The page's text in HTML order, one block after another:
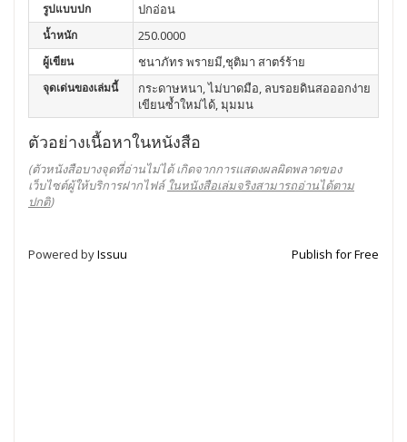
รูปแบบปก ปกอ่อน
น้ำหนัก 250.0000
ผู้เขียน ชนาภัทร พรายมี,ชุติมา สาตร์ร้าย
จุดเด่นของเล่มนี้
กระดาษหนา, ไม่บาดมือ, ลบรอยดินสอออกง่าย
เขียนซ้ำใหม่ได้, มุมมน
ตัวอย่างเนื้อหาในหนังสือ
(ตัวหนังสือบางจุดที่อ่านไม่ได้ เกิดจากการแสดงผลผิดพลาดของ
เว็บไซต์ผู้ให้บริการฝากไฟล์ ในหนังสือเล่มจริงสามารถอ่านได้ตาม
ปกติ)
Powered byIssuu Publish for Free